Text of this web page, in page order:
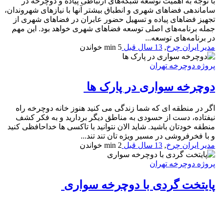
ساماندهی فضاهای شهری و انطباق بیشتر آنها با نیازهای شهروندان،
تجهیز فضاهای پیاده و تسهیل حضور عابران در فضاهای شهری از
جمله برنامه‌های اصلی توسعه فضاهای شهری خواهد بود. این مهم
در برنامه‌های توسعه...
مدیر ایران چرخ, 13 سال قبل 5 min خواندن
پروژه دوچرخه تهران
دوچرخه سواری در پارک ها
اگر در منطقه ای که شما زندگی می کنید هنوز خانه دوچرخه راه
نیفتاده، دست از حسودی به مناطق دیگر بردارید و به فکر کشف
منطقه خودتان باشید. شاید الان نتوانید با تاکسی ها خداحافظی کنید
و با فخرفروشی در مسیر ویژه تان تند تند...
مدیر ایران چرخ, 13 سال قبل 2 min خواندن
پروژه دوچرخه تهران
پایتخت‌ گردی با دوچرخه سواری